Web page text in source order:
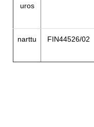
uros
narttu FIN44526/02